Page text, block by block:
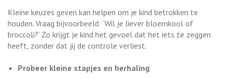
Kleine keuzes geven kan helpen om je kind betrokken te
houden. Vraag bijvoorbeeld: ‘Wil je liever bloemkool of
broccoli?’ Zo krijgt je kind het gevoel dat het iets te zeggen
heeft, zonder dat jij de controle verliest.
Probeer kleine stapjes en herhaling